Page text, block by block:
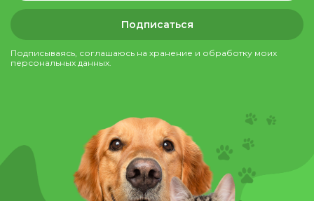
Подписаться
Подписываясь, соглашаюсь на хранение и обработку моих
персональных данных.